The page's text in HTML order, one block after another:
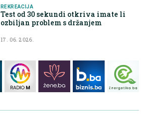
REKREACIJA
Test od 30 sekundi otkriva imate li
ozbiljan problem s držanjem
17. 06. 2026.